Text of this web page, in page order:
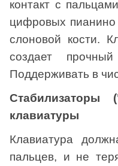
контакт с
цифровых пианино
слоновой кости.
создает
Поддерживать в
Стабилизаторы
клавиатуры
Клавиатура
пальцев, и не